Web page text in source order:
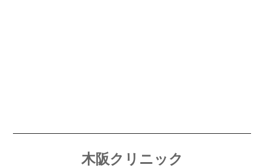
木阪クリニック